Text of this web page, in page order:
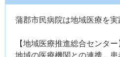
蒲郡市民病院は地域医療を実
【地域医療推進総合センター